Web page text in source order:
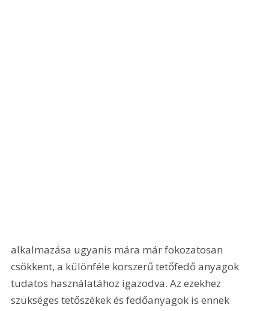
alkalmazása ugyanis mára már fokozatosan
csökkent, a különféle korszerű tetőfedő anyagok
tudatos használatához igazodva. Az ezekhez
szükséges tetőszékek és fedőanyagok is ennek